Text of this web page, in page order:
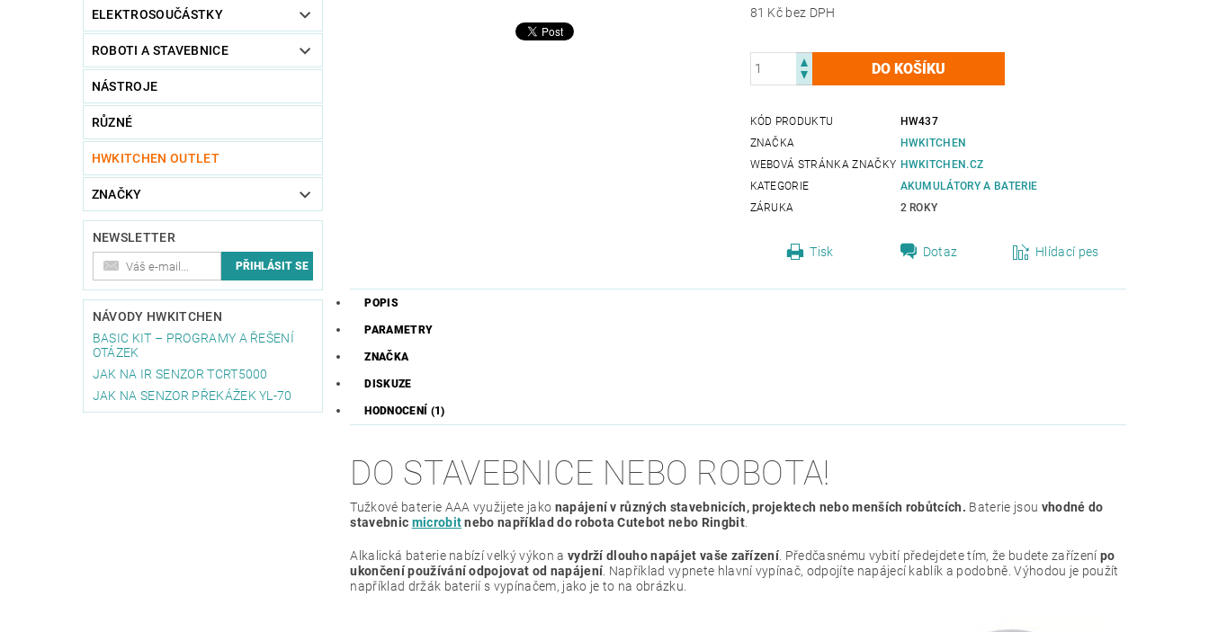
ELEKTROSOUČÁSTKY
ROBOTI A STAVEBNICE
NÁSTROJE
RŮZNÉ
HWKITCHEN OUTLET
ZNAČKY
NEWSLETTER
NÁVODY HWKITCHEN
BASIC KIT – PROGRAMY A ŘEŠENÍ
OTÁZEK
JAK NA IR SENZOR TCRT5000
JAK NA SENZOR PŘEKÁŽEK YL-70
81 Kč bez DPH
KÓD PRODUKTU
HW437
ZNAČKA
HWKITCHEN
WEBOVÁ STRÁNKA ZNAČKY HWKITCHEN.CZ
KATEGORIE
AKUMULÁTORY A BATERIE
ZÁRUKA
2 ROKY
Tisk Dotaz Hlídací pes
POPIS
PARAMETRY
ZNAČKA
DISKUZE
HODNOCENÍ (1)
DO STAVEBNICE NEBO ROBOTA!
Tužkové baterie AAA využijete jako napájení v různých stavebnicích, projektech nebo menších robůtcích. Baterie jsou vhodné do
stavebnic microbitnebo například do robota Cutebot nebo Ringbit.
Alkalická baterie nabízí velký výkon a vydrží dlouho napájet vaše zařízení . Předčasnému vybití předejdete tím, že budete zařízenípo
ukončení používání odpojovat od napájení . Například vypnete hlavní vypínač, odpojíte napájecí kablík a podobně. Výhodou je použít
například držák baterií s vypínačem, jako je to na obrázku.